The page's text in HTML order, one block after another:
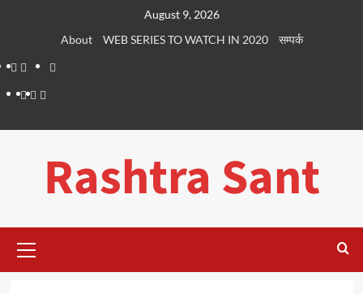
August 9, 2026
About
WEB SERIES TO WATCH IN 2020
सम्पर्क
About
WEB
SERIES
Dehradun
LifePlaces
सम्पर्क
Rashtra Sant
Menu